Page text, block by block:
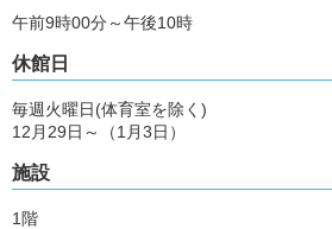
午前9時00分～午後10時
休館日
毎週火曜日(体育室を除く)
12月29日～（1月3日）
施設
1階